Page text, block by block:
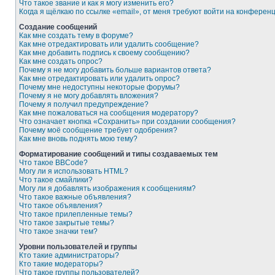
Что такое звание и как я могу изменить его?
Когда я щёлкаю по ссылке «email», от меня требуют войти на
Создание сообщений
Как мне создать тему в форуме?
Как мне отредактировать или удалить сообщение?
Как мне добавить подпись к своему сообщению?
Как мне создать опрос?
Почему я не могу добавить больше вариантов ответа?
Как мне отредактировать или удалить опрос?
Почему мне недоступны некоторые форумы?
Почему я не могу добавлять вложения?
Почему я получил предупреждение?
Как мне пожаловаться на сообщения модератору?
Что означает кнопка «Сохранить» при создании сообщения?
Почему моё сообщение требует одобрения?
Как мне вновь поднять мою тему?
Форматирование сообщений и типы создаваемых тем
Что такое BBCode?
Могу ли я использовать HTML?
Что такое смайлики?
Могу ли я добавлять изображения к сообщениям?
Что такое важные объявления?
Что такое объявления?
Что такое прилепленные темы?
Что такое закрытые темы?
Что такое значки тем?
Уровни пользователей и группы
Кто такие администраторы?
Кто такие модераторы?
Что такое группы пользователей?